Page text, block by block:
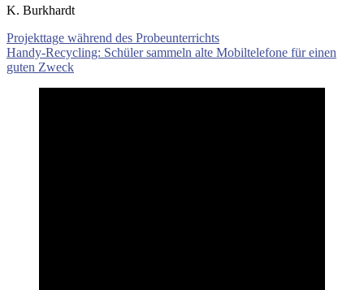
K. Burkhardt
Beitragsnavigation
Vorheriger
Beitrag:
Projekttage während des Probeunterrichts
Nächster
Beitrag:
Handy-Recycling: Schüler sammeln alte Mobiltelefone für einen
guten Zweck